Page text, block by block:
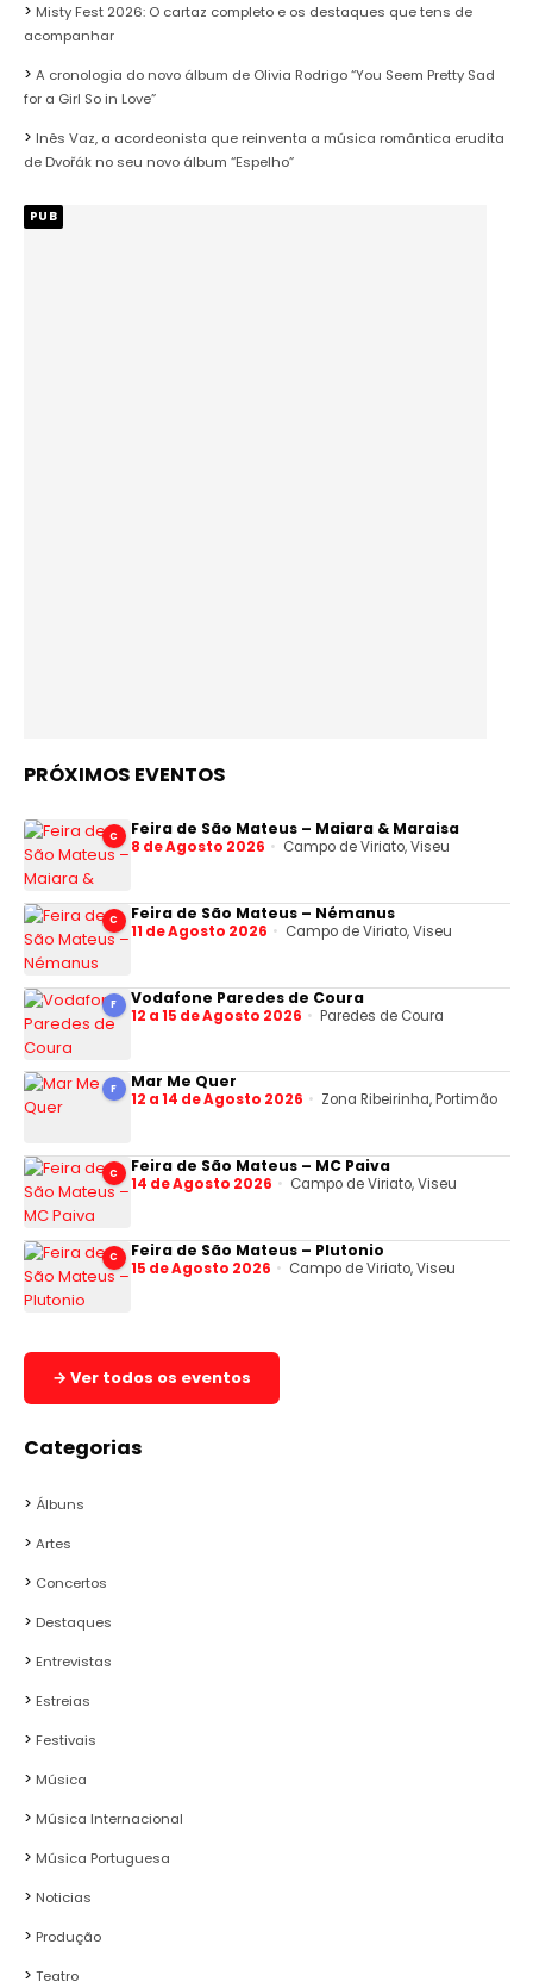
Misty Fest 2026: O cartaz completo e os destaques que tens de
acompanhar
A cronologia do novo álbum de Olivia Rodrigo “You Seem Pretty Sad
for a Girl So in Love”
Inês Vaz, a acordeonista que reinventa a música romântica erudita
de Dvořák no seu novo álbum “Espelho”
PUB
PRÓXIMOS EVENTOS
C Feira de São Mateus – Maiara & Maraisa
8 de Agosto 2026 Campo de Viriato, Viseu
C Feira de São Mateus – Némanus
11 de Agosto 2026 Campo de Viriato, Viseu
F Vodafone Paredes de Coura
12 a 15 de Agosto 2026 Paredes de Coura
F Mar Me Quer
12 a 14 de Agosto 2026 Zona Ribeirinha, Portimão
C Feira de São Mateus – MC Paiva
14 de Agosto 2026 Campo de Viriato, Viseu
C Feira de São Mateus – Plutonio
15 de Agosto 2026 Campo de Viriato, Viseu
→ Ver todos os eventos
Categorias
Álbuns
Artes
Concertos
Destaques
Entrevistas
Estreias
Festivais
Música
Música Internacional
Música Portuguesa
Noticias
Produção
Teatro